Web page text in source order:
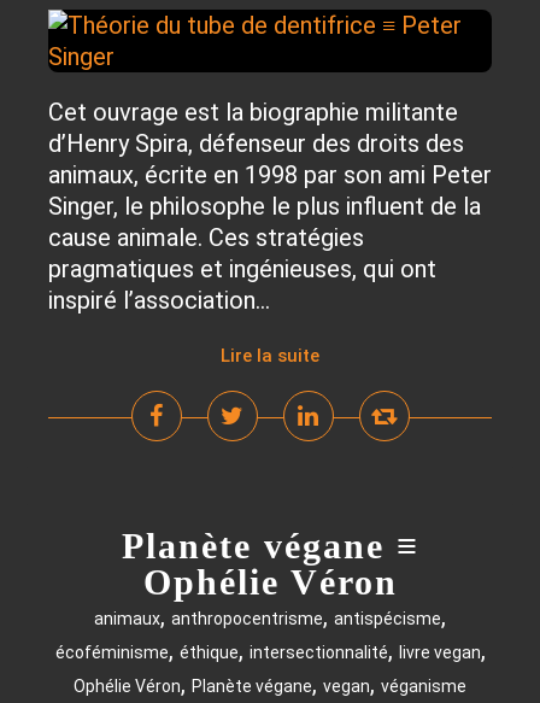
Cet ouvrage est la biographie militante
d’Henry Spira, défenseur des droits des
animaux, écrite en 1998 par son ami Peter
Singer, le philosophe le plus influent de la
cause animale. Ces stratégies
pragmatiques et ingénieuses, qui ont
inspiré l’association...
Lire la suite
Planète végane ≡
Ophélie Véron
animaux, anthropocentrisme, antispécisme,
écoféminisme, éthique, intersectionnalité, livre vegan,
Ophélie Véron, Planète végane, vegan, véganisme